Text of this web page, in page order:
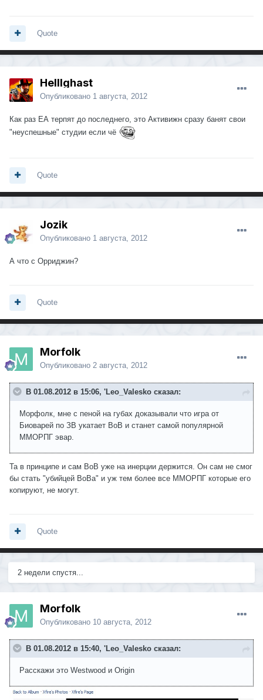
Quote
Helllghast
Опубликовано 1 августа, 2012
Как раз ЕА терпят до последнего, это Активижн сразу банят свои
"неуспешные" студии если чё
Quote
Jozik
Опубликовано 1 августа, 2012
А что с Орриджин?
Quote
Morfolk
Опубликовано 2 августа, 2012
В 01.08.2012 в 15:06, 'Leo_Valesko сказал:
Морфолк, мне с пеной на губах доказывали что игра от
Биоварей по ЗВ укатает ВоВ и станет самой популярной
ММОРПГ эвар.
Та в принципе и сам ВоВ уже на инерции держится. Он сам не смог
бы стать "убийцей ВоВа" и уж тем более все ММОРПГ которые его
копируют, не могут.
Quote
2 недели спустя...
Morfolk
Опубликовано 10 августа, 2012
В 01.08.2012 в 15:40, 'Leo_Valesko сказал:
Расскажи это Westwood и Origin